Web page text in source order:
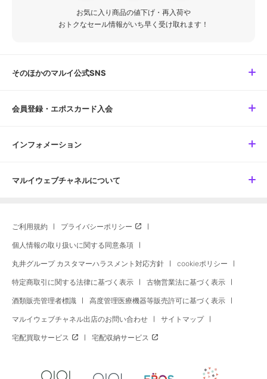
お気に入り商品の値下げ・再入荷や
おトクなセール情報がいち早く受け取れます！
そのほかのマルイ公式SNS
会員登録・エポスカード入会
インフォメーション
マルイウェブチャネルについて
ご利用規約 プライバシーポリシー
個人情報の取り扱いに関する同意条項
丸井グループ カスタマーハラスメント対応方針 cookieポリシー
特定商取引に関する法律に基づく表示 古物営業法に基づく表示
酒類販売管理者標識 高度管理医療機器等販売許可に基づく表示
マルイウェブチャネル出店のお問い合わせ サイトマップ
宅配買取サービス 宅配収納サービス